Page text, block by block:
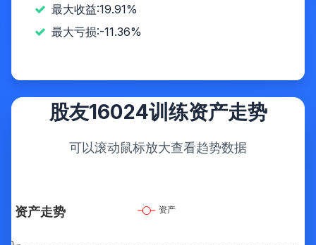
最大收益:19.91%
最大亏损:-11.36%
股友16024训练资产走势
可以滚动鼠标放大查看趋势数据